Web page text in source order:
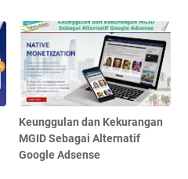
Keunggulan dan Kekurangan
MGID Sebagai Alternatif
Google Adsense